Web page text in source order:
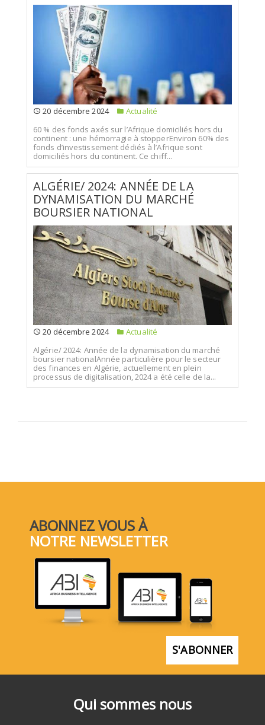
20 décembre 2024
Actualité
60 % des fonds axés sur l’Afrique domiciliés hors du
continent : une hémorragie à stopperEnviron 60% des
fonds d’investissement dédiés à l’Afrique sont
domiciliés hors du continent. Ce chiff...
ALGÉRIE/ 2024: ANNÉE DE LA
DYNAMISATION DU MARCHÉ
BOURSIER NATIONAL
20 décembre 2024
Actualité
Algérie/ 2024: Année de la dynamisation du marché
boursier nationalAnnée particulière pour le secteur
des finances en Algérie, actuellement en plein
processus de digitalisation, 2024 a été celle de la...
Qui sommes nous
ABONNEZ VOUS À
NOTRE NEWSLETTER
S'ABONNER